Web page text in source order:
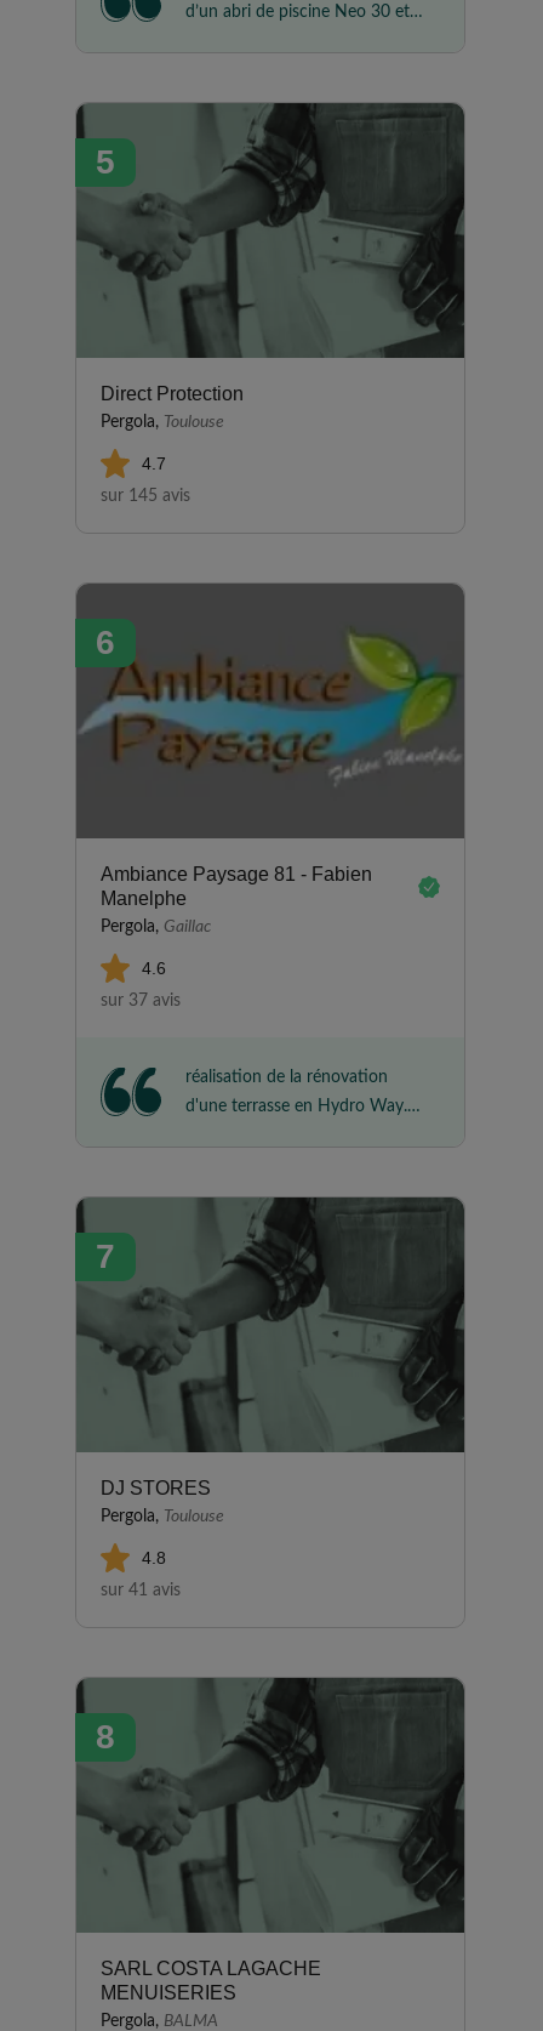
d’un abri de piscine Neo 30 et
Azenco. Nous sommes
extrêmement satisfaits du
produit et recommandons
Azenco pour leur
professionnalisme, leur écoute,
leur réactivité. De la commande
à la livraison tout a été
absolument parfait.
5
Direct Protection
Pergola, Toulouse
4.7
sur 145 avis
6
Ambiance Paysage 81 - Fabien
Manelphe
Pergola, Gaillac
4.6
sur 37 avis
réalisation de la rénovation
d'une terrasse en Hydro Way.
de bons conseils pour réaliser le
devis. En second, c'est toute
l'équipe qui s'est montrée très
professionnelle, réactive,
soignée et très sympathique.
Une efficacité hors pair tant sur
le travail que le respect des
clients ( horaires suivis,
partir...). Le résultat est au delà
de nos attentes pour le rendu
final, tout s'est très bien passé.
7
DJ STORES
Pergola, Toulouse
4.8
sur 41 avis
8
SARL COSTA LAGACHE
MENUISERIES
Pergola, BALMA